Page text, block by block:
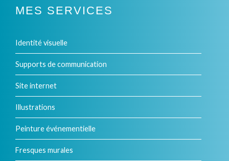
plusieurs
Les
options
peuvent
être
choisies
sur
MES SERVICES
Identité visuelle
Supports de communication
Site internet
Illustrations
Peinture événementielle
Fresques murales